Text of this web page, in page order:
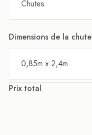
Chutes
Dimensions de la chute
0,85m x 2,4m
Prix total